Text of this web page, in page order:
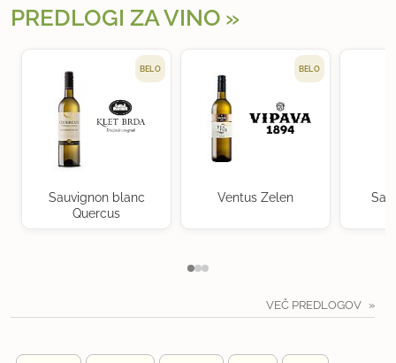
PREDLOGI ZA VINO
BELO
Sauvignon blanc
Quercus
BELO
Ventus Zelen
VEČ PREDLOGOV